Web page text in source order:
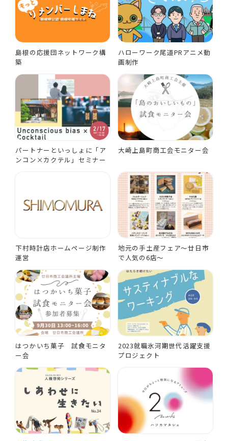
島根の応援団ネットワーク構
築
ハローワーク尾道PRアニメ動
画制作
パートナーといっしょに「ア
ンコン×カクテル」セミナー
大崎上島町商工会モニター会
下村時計店ホームページ制作
運営
地元の手土産フェア～廿日市
で人気の6店～
はつかいち菓子 試食モニタ
ー会
2023就職氷河期世代活躍支援
プロジェクト